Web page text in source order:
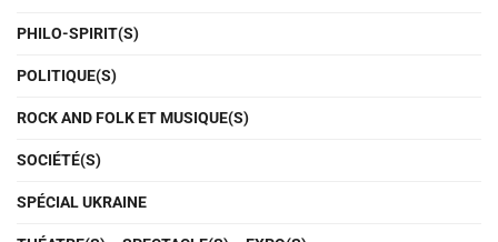
PHILO-SPIRIT(S)
POLITIQUE(S)
ROCK AND FOLK ET MUSIQUE(S)
SOCIÉTÉ(S)
SPÉCIAL UKRAINE